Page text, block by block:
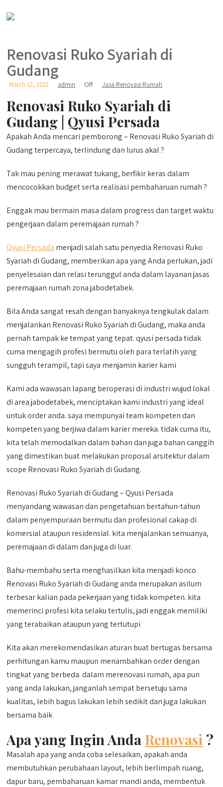
Renovasi Ruko Syariah di
Gudang
March 12, 2022 admin Off Jasa Renovasi Rumah
Renovasi Ruko Syariah di
Gudang | Qyusi Persada
Apakah Anda mencari pemborong – Renovasi Ruko Syariah di
Gudang terpercaya, terlindung dan lurus akal ?
Tak mau pening merawat tukang, berfikir keras dalam
mencocokkan budget serta realisasi pembaharuan rumah ?
Enggak mau bermain masa dalam progress dan target waktu
pengerjaan dalam peremajaan rumah ?
Qyusi Persada menjadi salah satu penyedia Renovasi Ruko
Syariah di Gudang, memberikan apa yang Anda perlukan, jadi
penyelesaian dan relasi terunggul anda dalam layanan jasas
peremajaan rumah zona jabodetabek.
Bila Anda sangat resah dengan banyaknya tengkulak dalam
menjalankan Renovasi Ruko Syariah di Gudang, maka anda
pernah tampak ke tempat yang tepat. qyusi persada tidak
cuma mengagih profesi bermutu oleh para terlatih yang
sungguh terampil, tapi saya menjamin karier kami
Kami ada wawasan lapang beroperasi di industri wujud lokal
di area jabodetabek, menciptakan kami industri yang ideal
untuk order anda. saya mempunyai team kompeten dan
kompeten yang berjiwa dalam karier mereka. tidak cuma itu,
kita telah memodalkan dalam bahan dan juga bahan canggih
yang dimestikan buat melakukan proposal arsitektur dalam
scope Renovasi Ruko Syariah di Gudang.
Renovasi Ruko Syariah di Gudang – Qyusi Persada
menyandang wawasan dan pengetahuan bertahun-tahun
dalam penyempuraan bermutu dan profesional cakap di
komersial ataupun residensial. kita menjalankan semuanya,
peremajaan di dalam dan juga di luar.
Bahu-membahu serta menghasilkan kita menjadi konco
Renovasi Ruko Syariah di Gudang anda merupakan asilum
terbesar kalian pada pekerjaan yang tidak kompeten. kita
memerinci profesi kita selaku tertulis, jadi enggak memiliki
yang terabaikan ataupun yang tertutupi
Kita akan merekomendasikan aturan buat bertugas bersama
perhitungan kamu maupun menambahkan order dengan
tingkat yang berbeda. dalam merenovasi rumah, apa pun
yang anda lakukan, janganlah sempat bersetuju sama
kualitas, lebih bagus lakukan lebih sedikit dan juga lakukan
bersama baik
Apa yang Ingin Anda Renovasi ?
Masalah apa yang anda coba selesaikan, apakah anda
membutuhkan perubahaan layout, lebih berlimpah ruang,
dapur baru, pembaharuan kamar mandi anda, membentuk